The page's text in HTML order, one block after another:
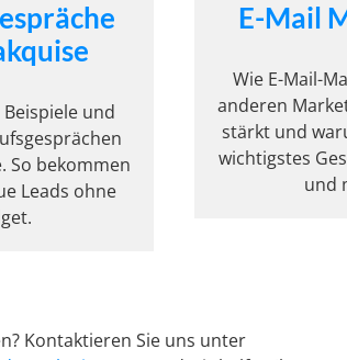
und
So bekommen
Leads ohne
E-Mail
Wie E-Mail-
anderen
stärkt und
wichtigstes
und
Kontaktieren Sie uns unter